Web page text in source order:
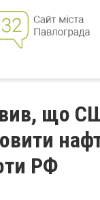
що
РФ